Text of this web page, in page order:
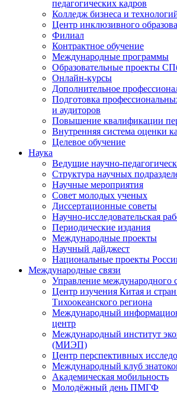
педагогических кадров
Колледж бизнеса и
Центр инклюзивного
Филиал
Контрактное обучение
Международные программы
Образовательные проекты
Онлайн-курсы
Дополнительное
Подготовка
и аудиторов
Повышение квалификации
Внутренняя система оценки
Целевое обучение
Наука
Ведущие научно-
Структура научных
Научные мероприятия
Совет молодых ученых
Диссертационные советы
Научно-исследовательская
Периодические издания
Международные проекты
Научный дайджест
Национальные проекты
Международные связи
Управление международного
Центр изучения Китая и
Тихоокеанского региона
Международный
центр
Международный институт
(МИЭП)
Центр перспективных
Международный клуб
Академическая мобильность
Молодёжный день ПМГФ